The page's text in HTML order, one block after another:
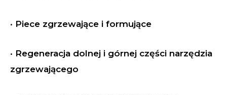
· Piece zgrzewające i formujące
· Regeneracja dolnej i górnej części narzędzia
zgrzewającego